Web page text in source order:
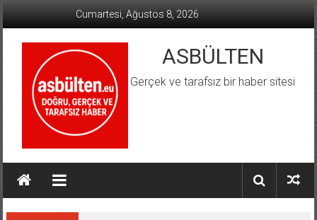
Cumartesi, Ağustos 8, 2026
ASBÜLTEN
Gerçek ve tarafsız bir haber sitesi